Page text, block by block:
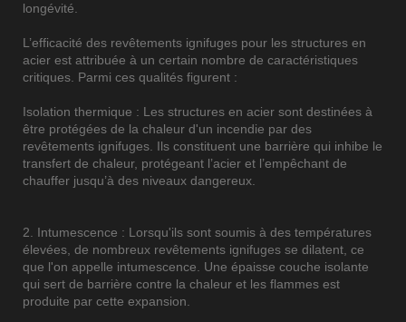
longévité.
L’efficacité des revêtements ignifuges pour les structures en
acier est attribuée à un certain nombre de caractéristiques
critiques. Parmi ces qualités figurent :
Isolation thermique : Les structures en acier sont destinées à
être protégées de la chaleur d'un incendie par des
revêtements ignifuges. Ils constituent une barrière qui inhibe le
transfert de chaleur, protégeant l’acier et l’empêchant de
chauffer jusqu’à des niveaux dangereux.
2. Intumescence : Lorsqu'ils sont soumis à des températures
élevées, de nombreux revêtements ignifuges se dilatent, ce
que l'on appelle intumescence. Une épaisse couche isolante
qui sert de barrière contre la chaleur et les flammes est
produite par cette expansion.